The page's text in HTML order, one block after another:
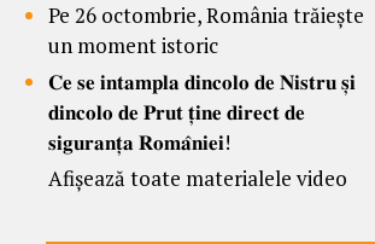
Pe 26 octombrie, România trăiește
un moment istoric
𝐂𝐞 𝐬𝐞 𝐢𝐧𝐭𝐚𝐦𝐩𝐥𝐚 𝐝𝐢𝐧𝐜𝐨𝐥𝐨 𝐝𝐞 𝐍𝐢𝐬𝐭𝐫𝐮 𝐬̦𝐢
𝐝𝐢𝐧𝐜𝐨𝐥𝐨 𝐝𝐞 𝐏𝐫𝐮𝐭 𝐭̦𝐢𝐧𝐞 𝐝𝐢𝐫𝐞𝐜𝐭 𝐝𝐞
𝐬𝐢𝐠𝐮𝐫𝐚𝐧𝐭̦𝐚 𝐑𝐨𝐦𝐚̂𝐧𝐢𝐞𝐢!
Afișează toate materialele video